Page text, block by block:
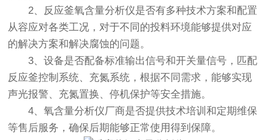
2、反应釜氧含量分析仪是否有多种技术方案和配置
从容应对各类工况，对于不同的投料环境能够提供对应
的解决方案和解决腐蚀的问题。
3、设备是否配备标准输出信号和开关量信号，匹配
反应釜控制系统、充氮系统，根据不同需求，能够实现
声光报警、充氮置换、停机保护等安全措施。
4、氧含量分析仪厂商是否提供技术培训和定期维保
等售后服务，确保后期能够正常使用得到保障。